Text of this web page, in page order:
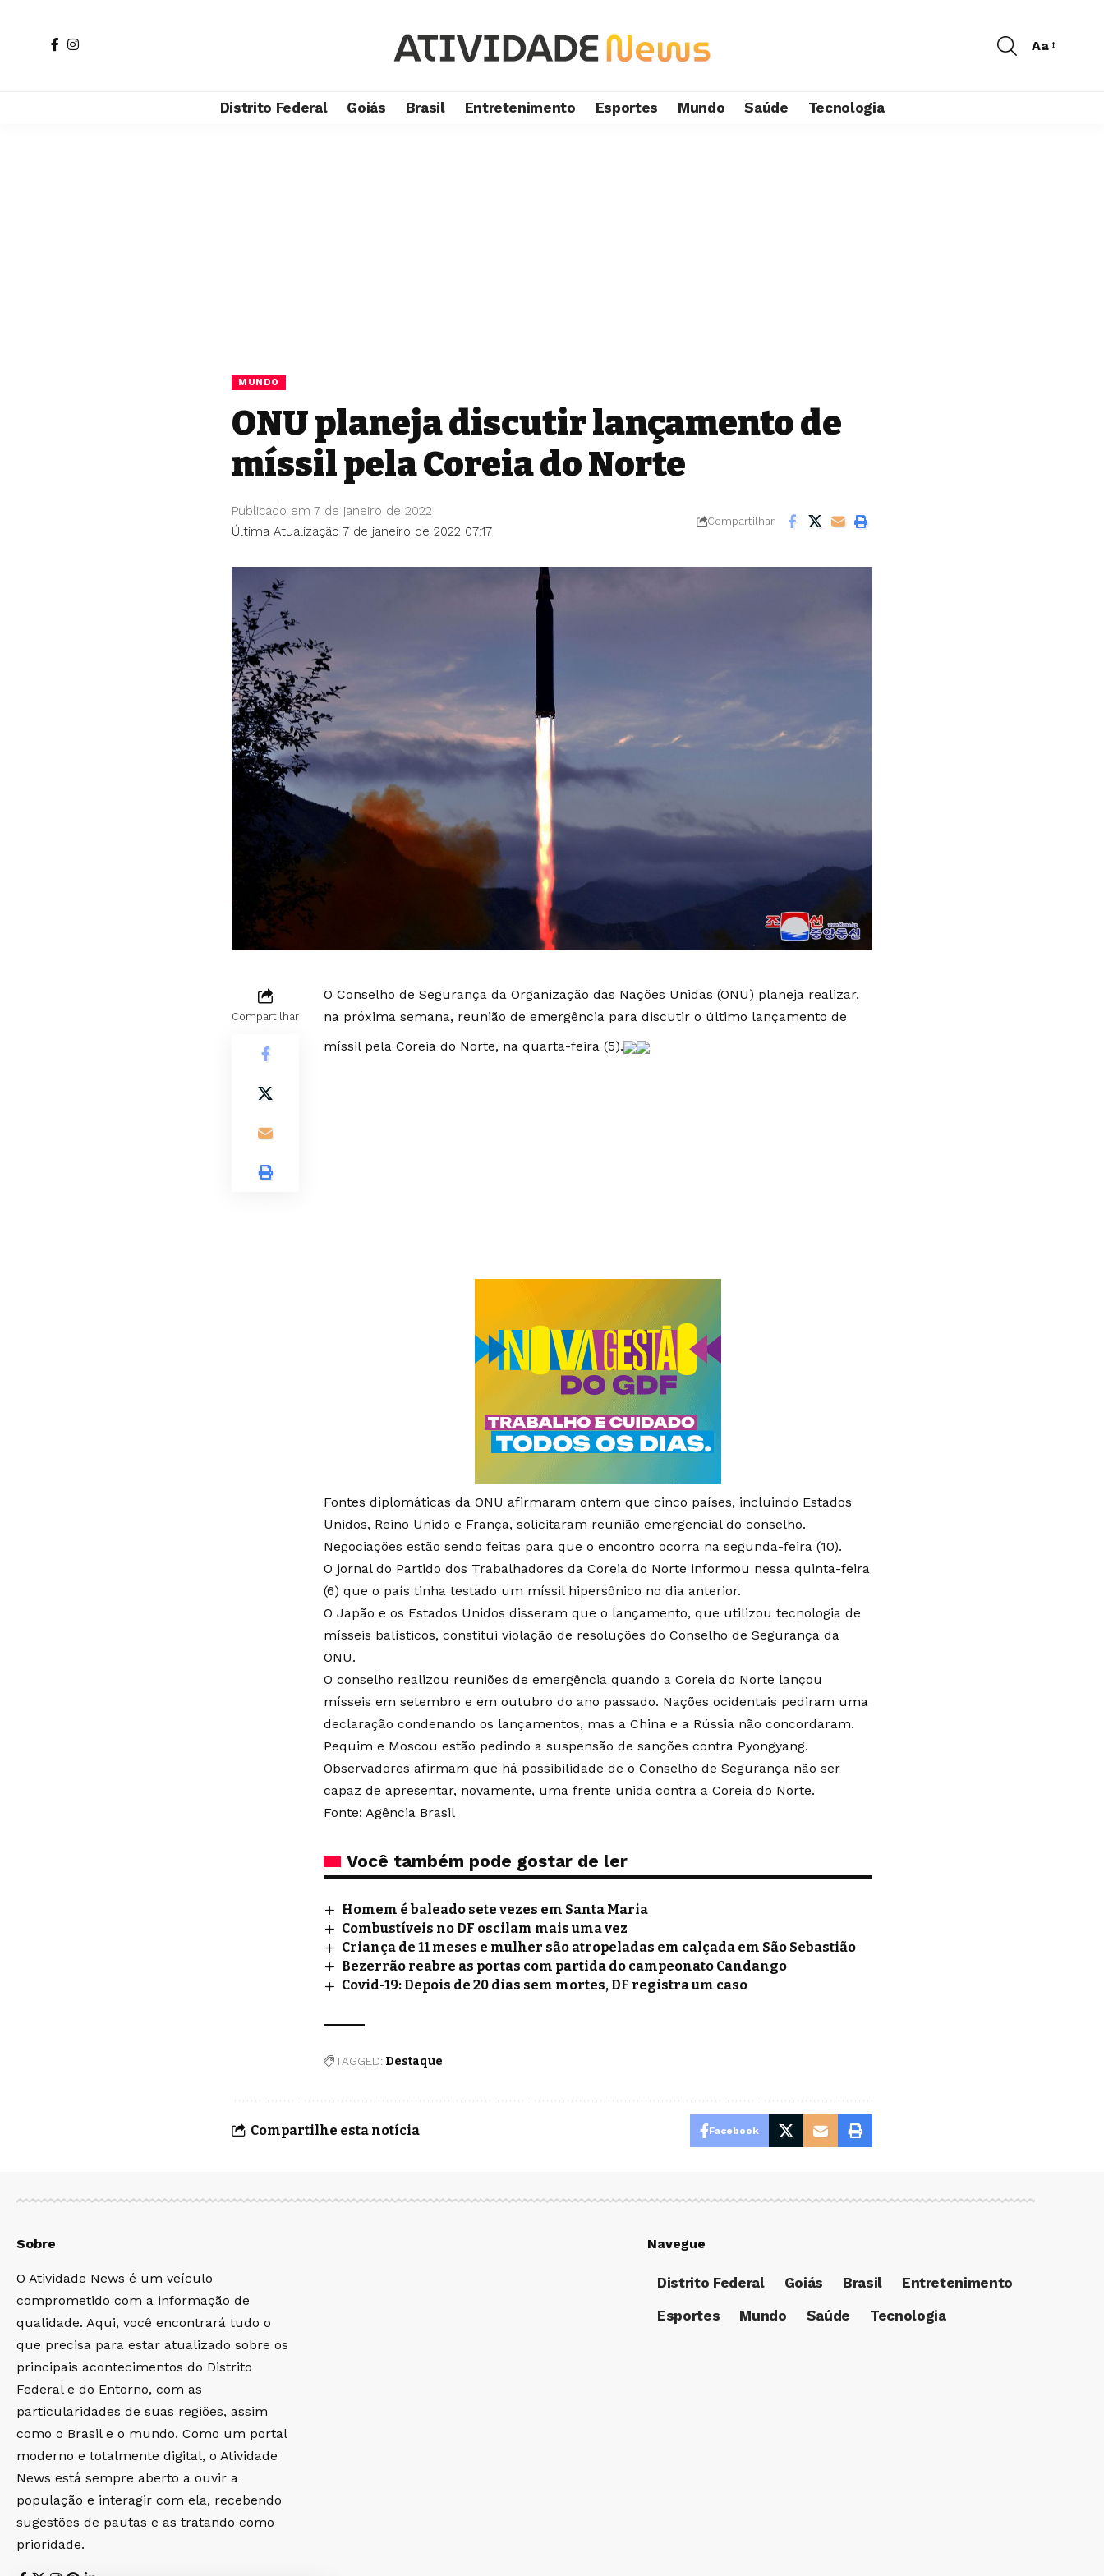
Aa
Distrito Federal Goiás Brasil Entretenimento Esportes Mundo Saúde Tecnologia
MUNDO
ONU planeja discutir lançamento de
míssil pela Coreia do Norte
Última Atualização 7 de janeiro de 2022 07:17
Publicado em 7 de janeiro de 2022
Compartilhar
Compartilhar
O Conselho de Segurança da Organização das Nações Unidas (ONU) planeja realizar,
na próxima semana, reunião de emergência para discutir o último lançamento de
míssil pela Coreia do Norte, na quarta-feira (5).
Fontes diplomáticas da ONU afirmaram ontem que cinco países, incluindo Estados
Unidos, Reino Unido e França, solicitaram reunião emergencial do conselho.
Negociações estão sendo feitas para que o encontro ocorra na segunda-feira (10).
O jornal do Partido dos Trabalhadores da Coreia do Norte informou nessa quinta-feira
(6) que o país tinha testado um míssil hipersônico no dia anterior.
O Japão e os Estados Unidos disseram que o lançamento, que utilizou tecnologia de
mísseis balísticos, constitui violação de resoluções do Conselho de Segurança da
ONU.
O conselho realizou reuniões de emergência quando a Coreia do Norte lançou
mísseis em setembro e em outubro do ano passado. Nações ocidentais pediram uma
declaração condenando os lançamentos, mas a China e a Rússia não concordaram.
Pequim e Moscou estão pedindo a suspensão de sanções contra Pyongyang.
Observadores afirmam que há possibilidade de o Conselho de Segurança não ser
capaz de apresentar, novamente, uma frente unida contra a Coreia do Norte.
Fonte: Agência Brasil
Você também pode gostar de ler
Homem é baleado sete vezes em Santa Maria
Combustíveis no DF oscilam mais uma vez
Criança de 11 meses e mulher são atropeladas em calçada em São Sebastião
Bezerrão reabre as portas com partida do campeonato Candango
Covid-19: Depois de 20 dias sem mortes, DF registra um caso
TAGGED: Destaque
Compartilhe esta notícia Facebook
Sobre
O Atividade News é um veículo
comprometido com a informação de
qualidade. Aqui, você encontrará tudo o
que precisa para estar atualizado sobre os
principais acontecimentos do Distrito
Federal e do Entorno, com as
particularidades de suas regiões, assim
como o Brasil e o mundo. Como um portal
moderno e totalmente digital, o Atividade
News está sempre aberto a ouvir a
população e interagir com ela, recebendo
sugestões de pautas e as tratando como
prioridade.
Navegue
Distrito Federal Goiás Brasil
Entretenimento
Esportes
Mundo Saúde Tecnologia